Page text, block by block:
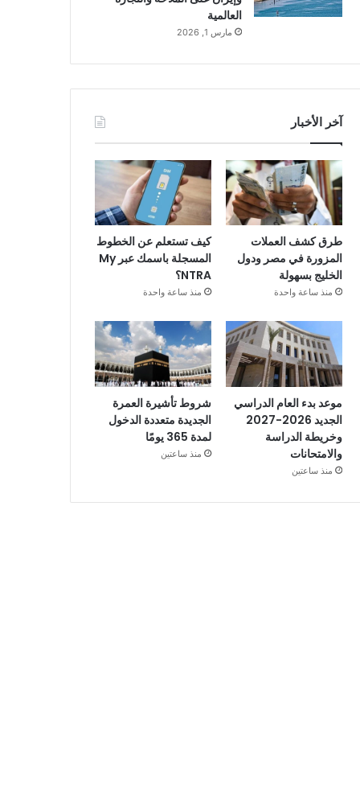
العالمية
مارس 1, 2026
آخر الأخبار
طرق كشف العملات
المزورة في مصر ودول
الخليج بسهولة
منذ ساعة واحدة
كيف تستعلم عن الخطوط
المسجلة باسمك عبر My
NTRA؟
منذ ساعة واحدة
موعد بدء العام الدراسي
الجديد 2026-2027
وخريطة الدراسة
والامتحانات
منذ ساعتين
شروط تأشيرة العمرة
الجديدة متعددة الدخول
لمدة 365 يومًا
منذ ساعتين